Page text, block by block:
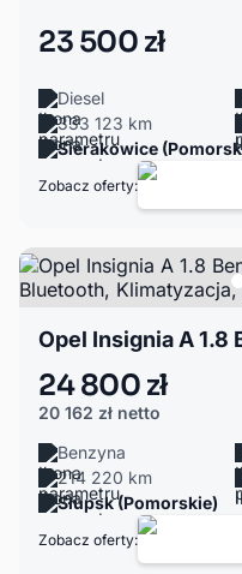
23 500 zł
Diesel
333 123 km
Sierakowice
Zobacz oferty:
24 800 zł
20 162 zł netto
Benzyna
214 220 km
Słupsk (Pomorskie)
Zobacz oferty: